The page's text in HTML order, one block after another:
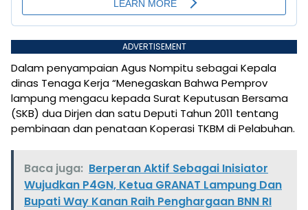
ADVERTISEMENT
Dalam penyampaian Agus Nompitu sebagai Kepala
dinas Tenaga Kerja “Menegaskan Bahwa Pemprov
lampung mengacu kepada Surat Keputusan Bersama
(SKB) dua Dirjen dan satu Deputi Tahun 2011 tentang
pembinaan dan penataan Koperasi TKBM di Pelabuhan.
Baca juga: Berperan Aktif Sebagai Inisiator
Wujudkan P4GN, Ketua GRANAT Lampung Dan
Bupati Way Kanan Raih Penghargaan BNN RI